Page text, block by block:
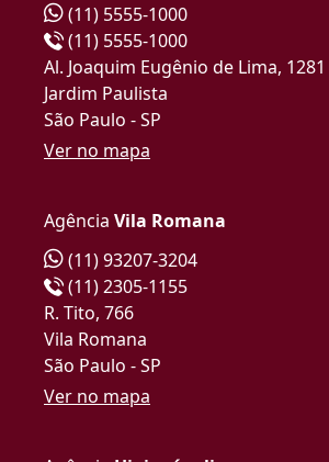
(11) 5555-1000
(11) 5555-1000
Al. Joaquim Eugênio de Lima, 1281
Jardim Paulista
São Paulo - SP
Ver no mapa
Agência Vila Romana
(11) 93207-3204
(11) 2305-1155
R. Tito, 766
Vila Romana
São Paulo - SP
Ver no mapa